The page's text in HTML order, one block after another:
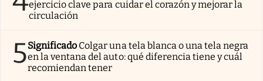
ejercicio clave para cuidar el corazón y mejorar la
circulación
5Significado Colgar una tela blanca o una tela negra
en la ventana del auto: qué diferencia tiene y cuál
recomiendan tener